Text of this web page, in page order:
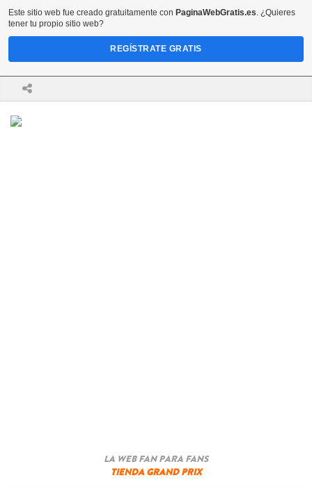
LA WEB FAN PARA FANS
TIENDA GRAND PRIX
Este sitio web fue creado gratuitamente con PaginaWebGratis.es. ¿Quieres
tener tu propio sitio web?
REGÍSTRATE GRATIS